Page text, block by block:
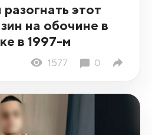
этот
на обочине в
в 1997-м
1577 0